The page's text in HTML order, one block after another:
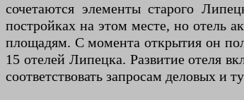
сочетаются элементы старого
постройках на этом месте, но отель
площадям. С момента открытия он
15 отелей Липецка. Развитие отеля
соответствовать запросам деловых и